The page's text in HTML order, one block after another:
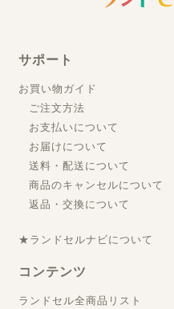
サポート
お買い物ガイド
ご注文方法
お支払いについて
お届けについて
送料・配送について
商品のキャンセルについて
返品・交換について
★ランドセルナビについて
コンテンツ
ランドセル全商品リスト